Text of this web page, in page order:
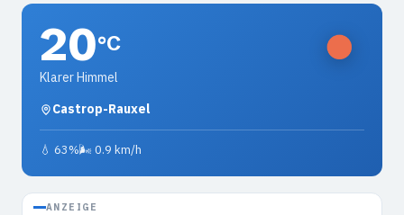
20°C
Klarer Himmel
Castrop-Rauxel
💧 63%🌬 0.9 km/h
ANZEIGE